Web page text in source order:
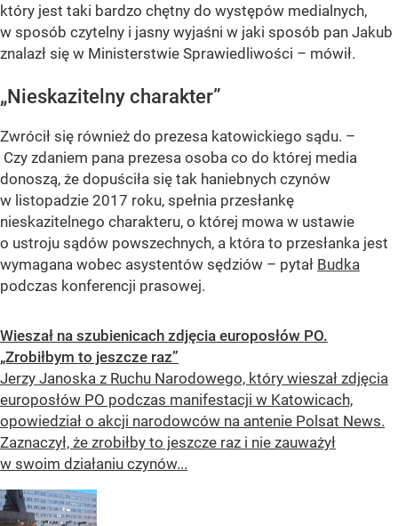
który jest taki bardzo chętny do występów medialnych,
w sposób czytelny i jasny wyjaśni w jaki sposób pan Jakub
znalazł się w Ministerstwie Sprawiedliwości – mówił.
„Nieskazitelny charakter”
Zwrócił się również do prezesa katowickiego sądu. –
Czy zdaniem pana prezesa osoba co do której media
donoszą, że dopuściła się tak haniebnych czynów
w listopadzie 2017 roku, spełnia przesłankę
nieskazitelnego charakteru, o której mowa w ustawie
o ustroju sądów powszechnych, a która to przesłanka jest
wymagana wobec asystentów sędziów – pytał Budka
podczas konferencji prasowej.
Wieszał na szubienicach zdjęcia europosłów PO.
„Zrobiłbym to jeszcze raz”
Jerzy Janoska z Ruchu Narodowego, który wieszał zdjęcia
europosłów PO podczas manifestacji w Katowicach,
opowiedział o akcji narodowców na antenie Polsat News.
Zaznaczył, że zrobiłby to jeszcze raz i nie zauważył
w swoim działaniu czynów...